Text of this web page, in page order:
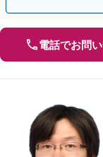
電話でお問